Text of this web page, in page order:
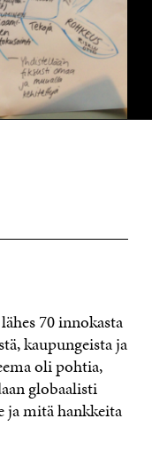
70 innokasta
kaupungeista ja
oli pohtia,
globaalisti
ja mitä hankkeita